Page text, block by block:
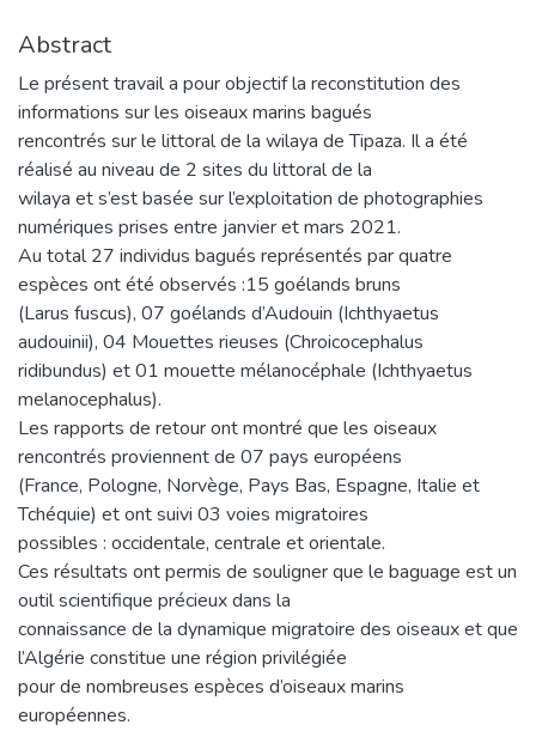
Abstract
Le présent travail a pour objectif la reconstitution des
informations sur les oiseaux marins bagués
rencontrés sur le littoral de la wilaya de Tipaza. Il a été
réalisé au niveau de 2 sites du littoral de la
wilaya et s’est basée sur l’exploitation de photographies
numériques prises entre janvier et mars 2021.
Au total 27 individus bagués représentés par quatre
espèces ont été observés :15 goélands bruns
(Larus fuscus), 07 goélands d’Audouin (Ichthyaetus
audouinii), 04 Mouettes rieuses (Chroicocephalus
ridibundus) et 01 mouette mélanocéphale (Ichthyaetus
melanocephalus).
Les rapports de retour ont montré que les oiseaux
rencontrés proviennent de 07 pays européens
(France, Pologne, Norvège, Pays Bas, Espagne, Italie et
Tchéquie) et ont suivi 03 voies migratoires
possibles : occidentale, centrale et orientale.
Ces résultats ont permis de souligner que le baguage est un
outil scientifique précieux dans la
connaissance de la dynamique migratoire des oiseaux et que
l’Algérie constitue une région privilégiée
pour de nombreuses espèces d’oiseaux marins
européennes.